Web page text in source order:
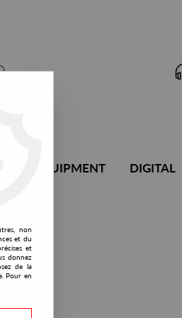
DJ EQUIPMENT DIGITAL
non
et du
et
donnez
de la
Pour en